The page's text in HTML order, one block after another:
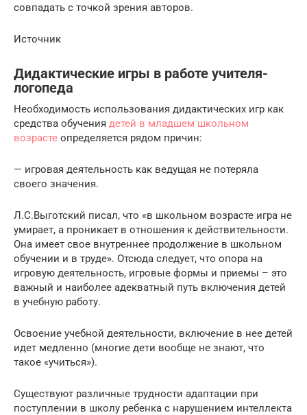
совпадать с точкой зрения авторов.
Источник
Дидактические игры в работе учителя-
логопеда
Необходимость использования дидактических игр как
средства обучения детей в младшем школьном
возрасте определяется рядом причин:
— игровая деятельность как ведущая не потеряла
своего значения.
Л.С.Выготский писал, что «в школьном возрасте игра не
умирает, а проникает в отношения к действительности.
Она имеет свое внутреннее продолжение в школьном
обучении и в труде». Отсюда следует, что опора на
игровую деятельность, игровые формы и приемы – это
важный и наиболее адекватный путь включения детей
в учебную работу.
Освоение учебной деятельности, включение в нее детей
идет медленно (многие дети вообще не знают, что
такое «учиться»).
Существуют различные трудности адаптации при
поступлении в школу ребенка с нарушением интеллекта